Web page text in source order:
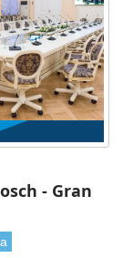
- Gran